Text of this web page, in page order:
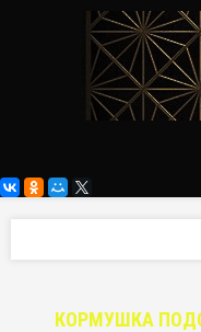
КОРМУШКА